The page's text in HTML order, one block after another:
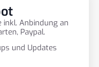
inkl. Anbindung an
Paypal.
und Updates